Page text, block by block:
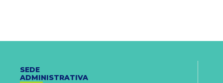
SEDE
ADMINISTRATIVA